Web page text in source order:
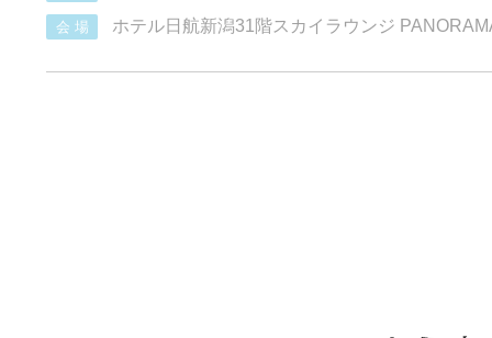
会 場 ホテル日航新潟31階スカイラウンジ